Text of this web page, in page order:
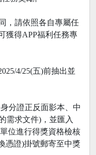
，請依照各自專屬任
獲得APP福利任務專
4/25(五)前抽出並
分證正反面影本、中
需求文件)，並匯入
位進行得獎資格檢核
憑證)掛號郵寄至中獎